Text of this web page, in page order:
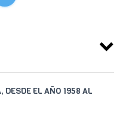
EL AÑO 1958 AL